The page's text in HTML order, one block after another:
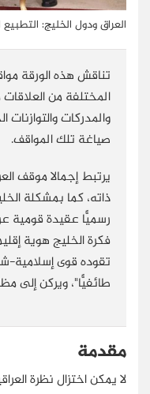
العراق ودول الخليج:
تناقش هذه الورقة
المختلفة من
والمدركات والتوازنات
صياغة تلك المواقف.
يرتبط إجمالا موقف
ذاته، كما بمشكلة
رسميًّا عقيدة قومية
فكرة الخليج هوية
تقوده قوى إسلامية-
طائفيًّا"، ويركن إلى
مقدمة
لا يمكن اختزال نظرة